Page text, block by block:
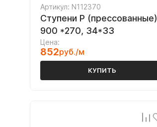
Артикул: N112370
Ступени P (прессованные)
900 *270, 34*33
Цена:
852руб./м
КУПИТЬ